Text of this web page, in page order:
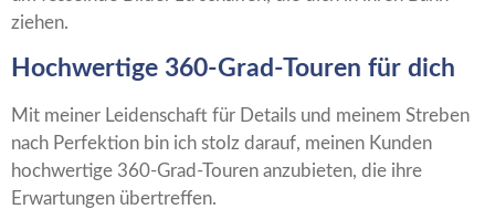
ziehen.
Hochwertige 360-Grad-Touren für dich
Mit meiner Leidenschaft für Details und meinem Streben
nach Perfektion bin ich stolz darauf, meinen Kunden
hochwertige 360-Grad-Touren anzubieten, die ihre
Erwartungen übertreffen.